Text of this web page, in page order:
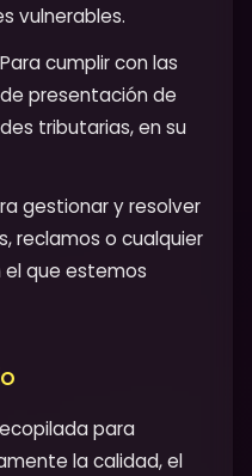
vulnerables.
Para cumplir con las
presentación de
tributarias, en su
gestionar y resolver
reclamos o cualquier
que estemos
para
la calidad, el